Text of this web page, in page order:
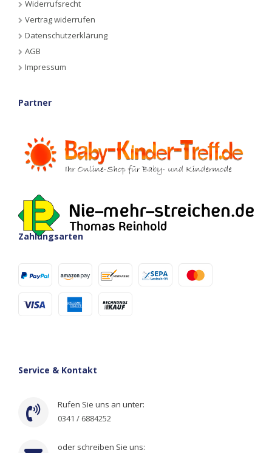
Widerrufsrecht
Vertrag widerrufen
Datenschutzerklärung
AGB
Impressum
Partner
Zahlungsarten
Service & Kontakt
Rufen Sie uns an unter:
0341 / 6884252
oder schreiben Sie uns: